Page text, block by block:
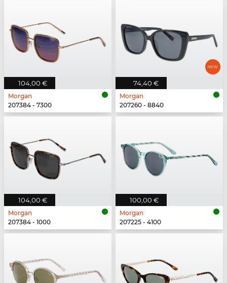
104,00 €
Morgan
207384 - 7300
74,40 €
Morgan
207260 - 8840
104,00 €
Morgan
207384 - 1000
100,00 €
Morgan
207225 - 4100